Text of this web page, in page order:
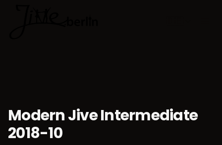
Modern Jive Intermediate
2018-10